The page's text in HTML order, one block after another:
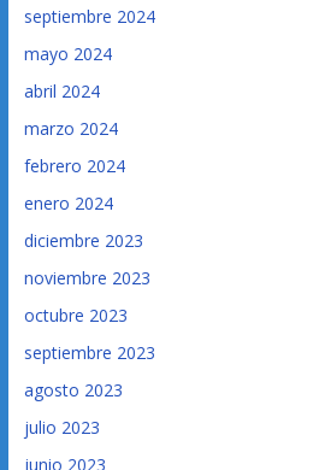
septiembre 2024
mayo 2024
abril 2024
marzo 2024
febrero 2024
enero 2024
diciembre 2023
noviembre 2023
octubre 2023
septiembre 2023
agosto 2023
julio 2023
junio 2023